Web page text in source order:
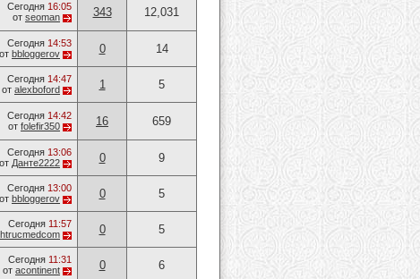
Сегодня 16:05
от seoman 343 12,031
Сегодня 14:53
от bbloggerov 0 14
Сегодня 14:47
от alexboford 1 5
Сегодня 14:42
от folefir350 16 659
Сегодня 13:06
от Данте2222 0 9
Сегодня 13:00
от bbloggerov 0 5
Сегодня 11:57
0 5
Сегодня 11:31
от acontinent 0 6